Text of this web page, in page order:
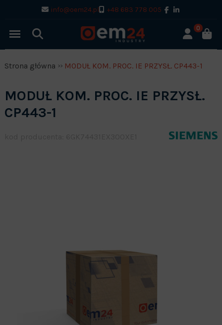
info@oem24.pl +48 683 778 005
0
Strona główna MODUŁ KOM. PROC. IE PRZYSŁ. CP443-1
MODUŁ KOM. PROC. IE PRZYSŁ.
CP443-1